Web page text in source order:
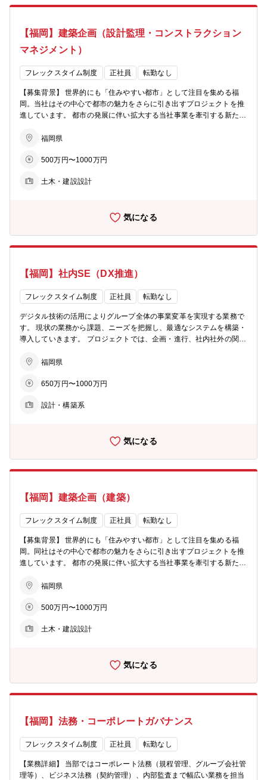
る場づくりに努めています。 【キャリアパス】 同社では、福岡のま
ちづくりを担うプロフェッショナル人材を目指します。 定期的なジョ
ブローテーションを通じ、多様な業務経験を積んでいただきます。 初
期配属は賃貸事業部を想定しておりますが、ご希望や適性を踏まえ
て、早期にご活躍いただける部署をご提案する場合もあります。
【福岡】建築企画（設計監理・コンストラクション
マネジメント）
フレックスタイム制度 正社員 転勤なし
【募集背景】 世界的にも「住みやすい都市」として注目を集める福
岡。当社はその中心で都市の魅力をさらに引き出すプロジェクトを推
進しています。 都市の発展に伴い拡大する当社事業を牽引する新たな
案件の企画段階から建築領域の責任者としてPJに参画いただきます。
り、費用から工程・品質管理まで建物の関わることはすべて建築部で
担当いただき、将来的にはお一人で企画～建築・竣工まで旗振り役と
注し建築のディレクション及び設計監理を行います。当社で企画した
は、福岡のまちづくりを担うプロフェッショナル人材を目指します。
だきます。 初期配属は建築部を想定しておりますが、ご希望や適性を
す。
福岡県
500万円〜1000万円
土木・建設設計
気になる
【福岡】社内SE（DX推進）
フレックスタイム制度 正社員 転勤なし
デジタル技術の活用によりグループ全体の事業変革を実現する業務で
す。 現状の業務から課題、ニーズを把握し、最適なシステムを構築・
導入していきます。 プロジェクトでは、企画・進行、社内社外の関係
内容】 ・RPAやAI等最新技術を活用した業務効率化 ・データドリブ
サービスにおけるシステム関連導入） ・既存システムの運用カイゼン
福岡県
650万円〜1000万円
設計・構築系
気になる
【福岡】建築企画（建築）
フレックスタイム制度 正社員 転勤なし
【募集背景】 世界的にも「住みやすい都市」として注目を集める福
岡。同社はその中心で都市の魅力をさらに引き出すプロジェクトを推
進しています。 都市の発展に伴い拡大する当社事業を牽引する新たな
設計や施工に反映されているか専門的な視点からマネジメントを行い
らディレクションを行います。 【業務詳細】 開発事業部と連携しな
に参画いただきます。デベロッパーの専門チームとして開発事業部や
す。ご入社後は先輩社員とともに様々なアセットの開発プロジェクト
ャリアパス】 同社では、福岡のまちづくりを担うプロフェッショナル
務経験を積んでいただきます。 初期配属は建築部を想定しております
する場合もあります。
福岡県
500万円〜1000万円
土木・建設設計
気になる
【福岡】法務・コーポレートガバナンス
フレックスタイム制度 正社員 転勤なし
【業務詳細】 当部ではコーポレート法務（規程管理、グループ会社管
理等）、ビジネス法務（契約管理）、内部監査まで幅広い業務を担当